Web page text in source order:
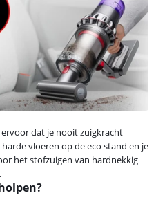
dat je nooit zuigkracht
vloeren op de eco stand en je
het stofzuigen van hardnekkig